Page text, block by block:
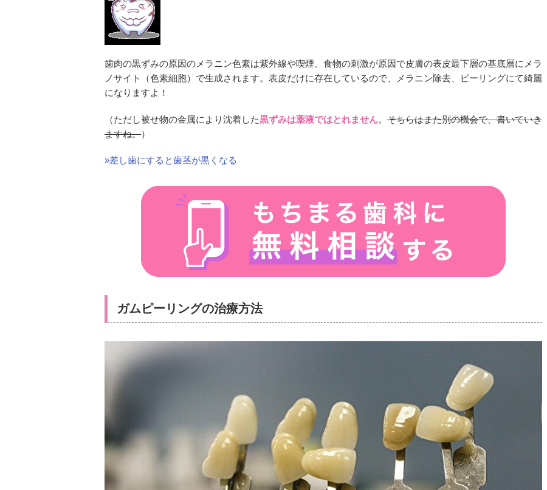
歯肉の黒ずみの原因のメラニン色素は紫外線や喫煙、食物の刺激が原因で皮膚の表皮最下層の基底層にメラ
ノサイト（色素細胞）で生成されます。表皮だけに存在しているので、メラニン除去、ピーリングにて綺麗
になりますよ！
（ただし被せ物の金属により沈着した黒ずみは薬液ではとれません。 そちらはまた別の機会で、書いていき
ますね。）
»差し歯にすると歯茎が黒くなる
ガムピーリングの治療方法